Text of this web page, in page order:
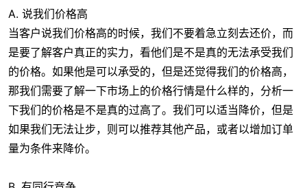
A. 说我们价格高
当客户说我们价格高的时候，我们不要着急立刻去还价，而
是要了解客户真正的实力，看他们是不是真的无法承受我们
的价格。如果他是可以承受的，但是还觉得我们的价格高，
那我们需要了解一下市场上的价格行情是什么样的，分析一
下我们的价格是不是真的过高了。我们可以适当降价，但是
如果我们无法让步，则可以推荐其他产品，或者以增加订单
量为条件来降价。